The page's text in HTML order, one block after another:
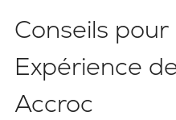
Conseils pour
Expérience
Accroc